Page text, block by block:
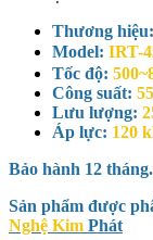
Thương hiệu:
Model: IRT-
Tốc độ:
Công suất:
Lưu lượng:
Áp lực: 120
Bảo hành 12
Sản phẩm được
Nghệ Kim Phát